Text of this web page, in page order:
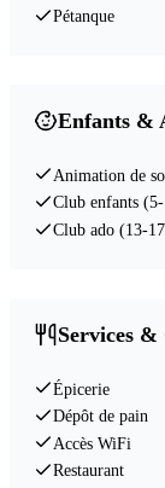
Pétanque
Enfants &
Animation de
Club enfants
Club ado (13-
Services &
Épicerie
Dépôt de pain
Accès WiFi
Restaurant